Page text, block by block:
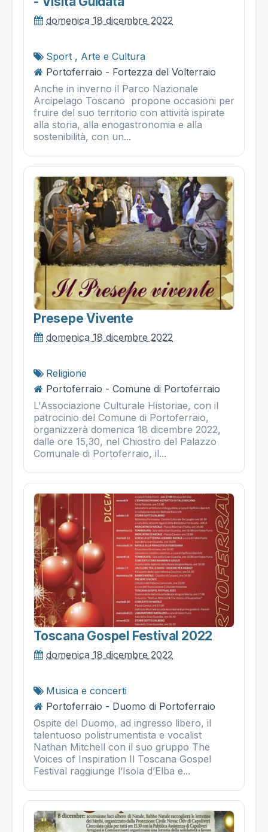
domenica 18 dicembre 2022
Sport , Arte e Cultura
Portoferraio - Fortezza del Volterraio
Anche in inverno il Parco Nazionale
Arcipelago Toscano propone occasioni per
fruire del suo territorio con attività ispirate
alla storia, alla enogastronomia e alla
sostenibilità, con un...
Presepe Vivente
domenica 18 dicembre 2022
Religione
Portoferraio - Comune di Portoferraio
L'Associazione Culturale Historiae, con il
patrocinio del Comune di Portoferraio,
organizzerà domenica 18 dicembre 2022,
dalle ore 15,30, nel Chiostro del Palazzo
Comunale di Portoferraio, il...
Toscana Gospel Festival 2022
domenica 18 dicembre 2022
Musica e concerti
Portoferraio - Duomo di Portoferraio
Ospite del Duomo, ad ingresso libero, il
talentuoso polistrumentista e vocalist
Nathan Mitchell con il suo gruppo The
Voices of Inspiration Il Toscana Gospel
Festival raggiunge l’Isola d’Elba e...